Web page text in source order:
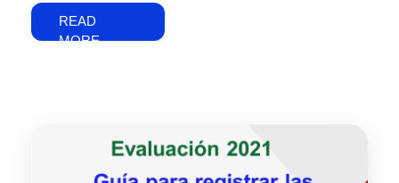
READ
MORE